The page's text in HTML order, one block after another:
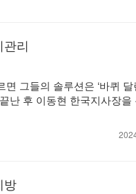
관리
그들의 솔루션은 ‘바퀴 달
난 후 이동현 한국지사장을
방